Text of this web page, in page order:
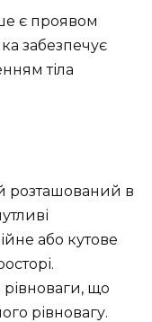
є проявом
забезпечує
тіла
розташований в
або кутове
що
рівновагу.